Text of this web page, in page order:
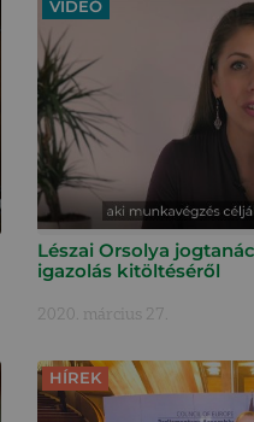
VIDEÓ
Lészai Orsolya
igazolás kitöltéséről
2020. március 27.
HÍREK